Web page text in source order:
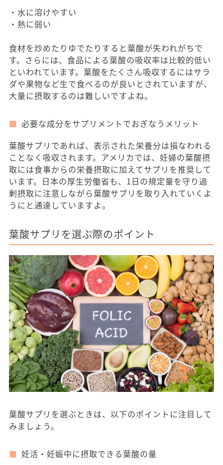
・水に溶けやすい
・熱に弱い
食材を炒めたりゆでたりすると葉酸が失われがちで
す。さらには、食品による葉酸の吸収率は比較的低い
といわれています。葉酸をたくさん吸収するにはサラ
ダや果物など生で食べるのが良いとされていますが、
大量に摂取するのは難しいですよね。
必要な成分をサプリメントでおぎなうメリット
葉酸サプリであれば、表示された栄養分は損なわれる
ことなく吸収されます。アメリカでは、妊婦の葉酸摂
取には食事からの栄養摂取に加えてサプリを推奨して
います。日本の厚生労働省も、1日の規定量を守り過
剰摂取に注意しながら葉酸サプリを取り入れていくよ
うにと通達していますよ。
葉酸サプリを選ぶ際のポイント
葉酸サプリを選ぶときは、以下のポイントに注目して
みましょう。
妊活・妊娠中に摂取できる葉酸の量